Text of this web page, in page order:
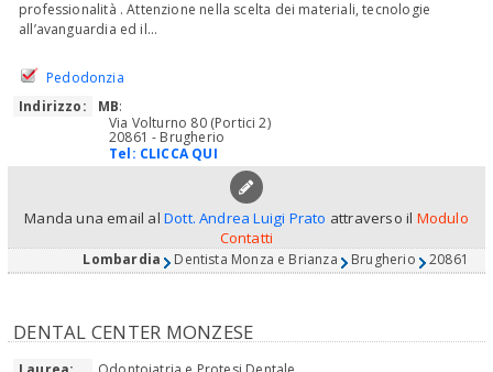
professionalità . Attenzione nella scelta dei materiali, tecnologie
all’avanguardia ed il...
Pedodonzia
Indirizzo:
MB:
Via Volturno 80 (Portici 2)
20861 - Brugherio
Tel: CLICCA QUI
Manda una email al Dott. Andrea Luigi Prato attraverso il Modulo
Contatti
Lombardia Dentista Monza e Brianza Brugherio 20861
DENTAL CENTER MONZESE